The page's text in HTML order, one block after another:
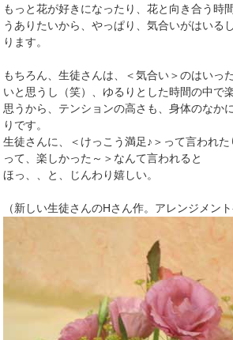
もっと花が好きになったり、花と向き合う時
うありたいから、やっぱり、気合いがはいる
ります。
もちろん、生徒さんは、＜気合い＞のはいっ
いと思うし（笑）、ゆるりとした時間の中で
思うから、テンションの高さも、身体のなか
りです。
生徒さんに、＜けっこう満足♪＞って言われ
って、楽しかった～＞なんて言われると
ほっ、、と、じんわり嬉しい。
（新しい生徒さんのHさん作。アレンジメント